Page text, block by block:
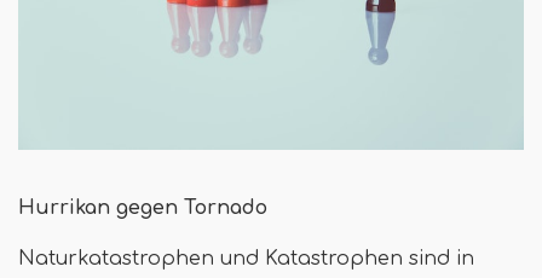
Hurrikan gegen Tornado
Naturkatastrophen und Katastrophen sind in